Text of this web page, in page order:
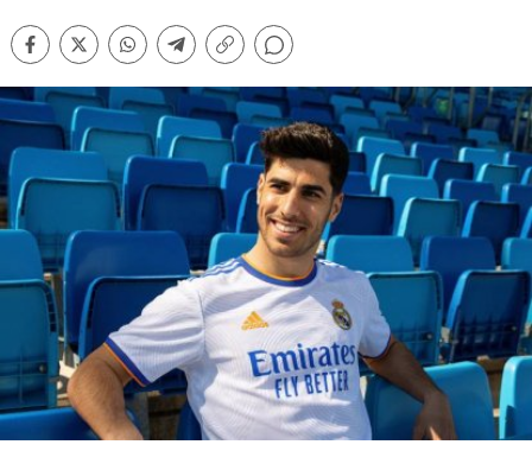
Facebook
TwitterWhatsappTelegram
Copiar
Comentarios